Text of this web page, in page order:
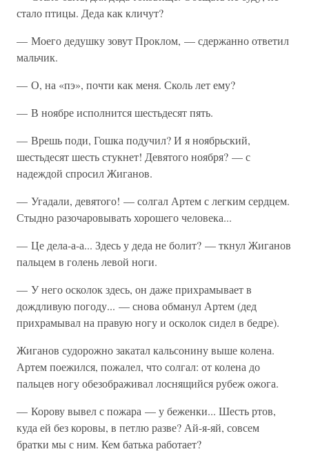
стало птицы. Деда как кличут?
— Моего дедушку зовут Проклом, — сдержанно ответил
мальчик.
— О, на «пэ», почти как меня. Сколь лет ему?
— В ноябре исполнится шестьдесят пять.
— Врешь поди, Гошка подучил? И я ноябрьский,
шестьдесят шесть стукнет! Девятого ноября? — с
надеждой спросил Жиганов.
— Угадали, девятого! — солгал Артем с легким сердцем.
Стыдно разочаровывать хорошего человека...
— Це дела-а-а... Здесь у деда не болит? — ткнул Жиганов
пальцем в голень левой ноги.
— У него осколок здесь, он даже прихрамывает в
дождливую погоду... — снова обманул Артем (дед
прихрамывал на правую ногу и осколок сидел в бедре).
Жиганов судорожно закатал кальсонину выше колена.
Артем поежился, пожалел, что солгал: от колена до
пальцев ногу обезображивал лоснящийся рубеж ожога.
— Корову вывел с пожара — у беженки... Шесть ртов,
куда ей без коровы, в петлю разве? Ай-я-яй, совсем
братки мы с ним. Кем батька работает?